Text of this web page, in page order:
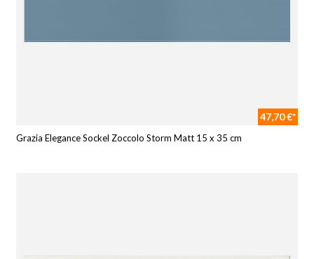
47,70 €*
Grazia Elegance Sockel Zoccolo Storm Matt 15 x 35 cm